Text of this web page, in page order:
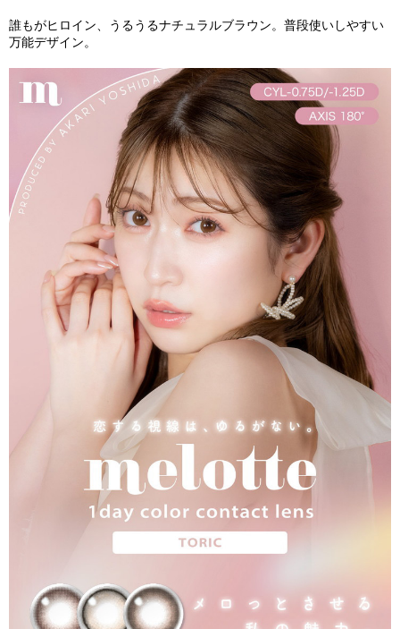
誰もがヒロイン、うるうるナチュラルブラウン。普段使いしやすい
万能デザイン。